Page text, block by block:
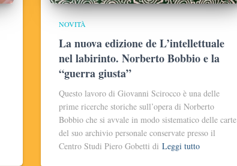
NOVITÀ
La nuova edizione de L’intellettuale
nel labirinto. Norberto Bobbio e la
“guerra giusta”
Questo lavoro di Giovanni Scirocco è una delle
prime ricerche storiche sull’opera di Norberto
Bobbio che si avvale in modo sistematico delle carte
del suo archivio personale conservate presso il
Centro Studi Piero Gobetti di Leggi tutto